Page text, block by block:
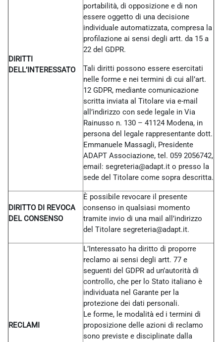
DIRITTI
DELL’INTERESSATO
portabilità, di opposizione e di non
essere oggetto di una decisione
individuale automatizzata, compresa la
profilazione ai sensi degli artt. da 15 a
22 del GDPR.
Tali diritti possono essere esercitati
nelle forme e nei termini di cui all’art.
12 GDPR, mediante comunicazione
scritta inviata al Titolare via e-mail
all’indirizzo con sede legale in Via
Rainusso n. 130 – 41124 Modena, in
persona del legale rappresentante dott.
Emmanuele Massagli, Presidente
ADAPT Associazione, tel. 059 2056742,
email: segreteria@adapt.it o presso la
sede del Titolare come sopra descritta.
DIRITTO DI REVOCA
DEL CONSENSO
È possibile revocare il presente
consenso in qualsiasi momento
tramite invio di una mail all’indirizzo
del Titolare segreteria@adapt.it.
RECLAMI
L’Interessato ha diritto di proporre
reclamo ai sensi degli artt. 77 e
seguenti del GDPR ad un’autorità di
controllo, che per lo Stato italiano è
individuata nel Garante per la
protezione dei dati personali.
Le forme, le modalità ed i termini di
proposizione delle azioni di reclamo
sono previste e disciplinate dalla